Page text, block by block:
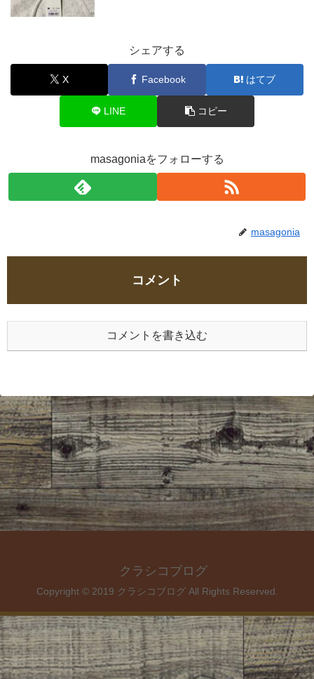
シェアする
X Facebook はてブ
LINE コピー
masagoniaをフォローする
masagonia
コメント
コメントを書き込む
クラシコブログ
Copyright © 2019 クラシコブログ All Rights Reserved.